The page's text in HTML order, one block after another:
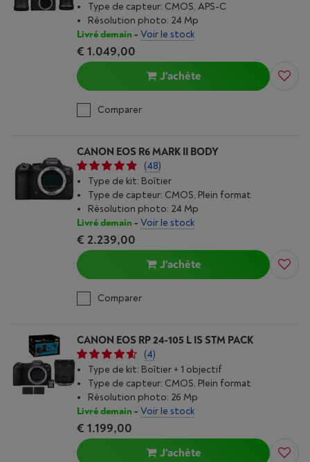
Type de capteur: CMOS, APS-C
Résolution photo: 24 Mp
Livré demain - Voir le stock
€ 1.049,00
J'achète
Comparer
CANON EOS R6 MARK II BODY
(48)
Type de kit: Boîtier
Type de capteur: CMOS, Plein format
Résolution photo: 24 Mp
Livré demain - Voir le stock
€ 2.239,00
J'achète
Comparer
CANON EOS RP 24-105 L IS STM PACK
(4)
Type de kit: Boîtier + 1 objectif
Type de capteur: CMOS, Plein format
Résolution photo: 26 Mp
Livré demain - Voir le stock
€ 1.199,00
J'achète